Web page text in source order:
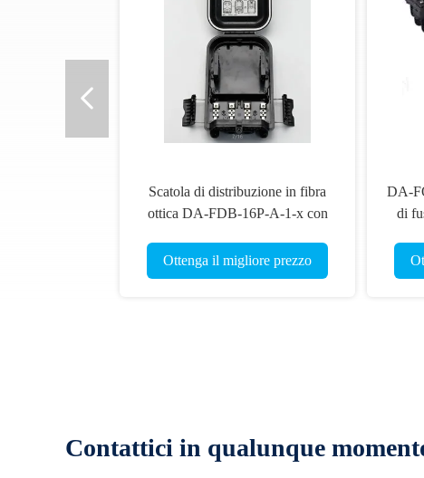
Scatola di distribuzione in fibra
ottica DA-FDB-16P-A-1-x con
per cavo esterno ODB
Ottenga il migliore prezzo
DA-
di
Contattici in qualunque